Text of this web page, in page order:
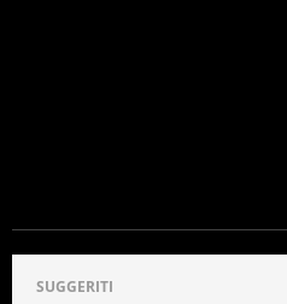
SUGGERITI